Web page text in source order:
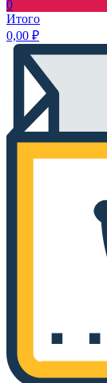
0
Итого
0,00 ₽